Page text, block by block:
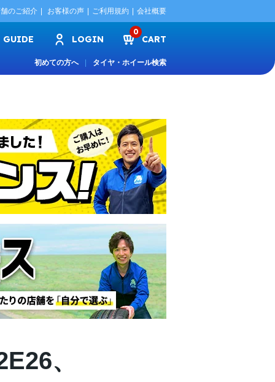
のご紹介 お客様の声 ご利用規約 会社概要
GUIDE LOGIN
0
CART
初めての方へ タイヤ・ホイール検索
、